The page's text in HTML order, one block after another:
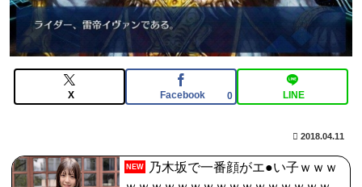
勝負四・五番目（六）と先読み【第48話】決着 配信!!
【FGO】組み合わせ次第で活かせる場面がきっとある。
鬼女紅葉・ファントム強化みんなの反応まとめ
【FGO】ゲーム部分はガッツリ弄って欲しい。でも新し
【FGO】今から弓戴冠戦を回るが杉谷さんとエウエウ、
X Facebook 0 LINE
2018.04.11
NEW
乃木坂で一番顔がエ●い子ｗｗｗ